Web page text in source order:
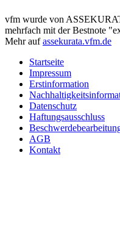
vfm wurde von
mehrfach mit der Bestnote
Mehr aufassekurata.vfm.de
Startseite
Impressum
Erstinformation
Datenschutz
Haftungsausschluss
AGB
Kontakt